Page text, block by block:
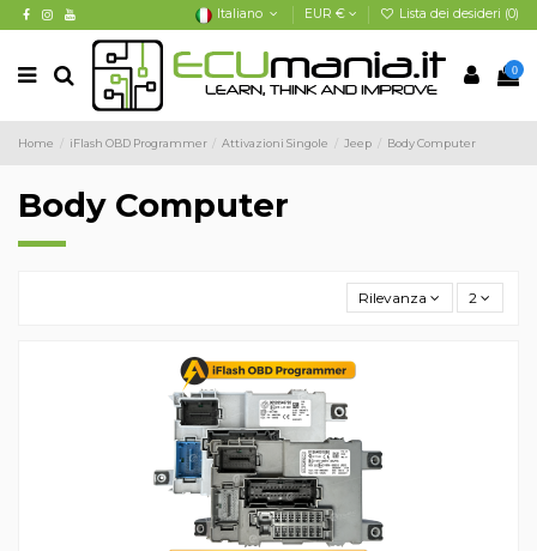
Italiano EUR € Lista dei desideri (0)
0
Home iFlash OBD Programmer Attivazioni Singole Jeep Body Computer
Body Computer
Rilevanza 2